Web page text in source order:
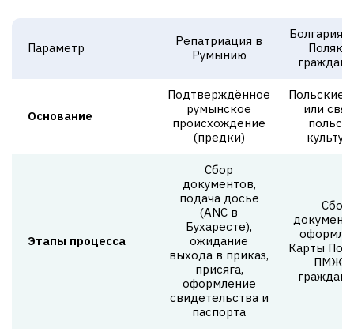
Параметр
Репатриация в
Румынию
Болгария:
Основание
Подтверждённое
румынское
происхождение
(предки)
Польские
или
Этапы процесса
Сбор
документов,
подача досье
(ANC в
Бухаресте),
ожидание
выхода в приказ,
присяга,
оформление
свидетельства и
паспорта
Сбор
Карты
ПМЖ